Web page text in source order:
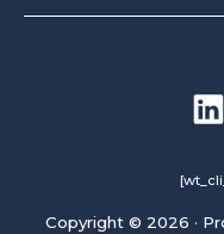
Copyright © 2026 ·